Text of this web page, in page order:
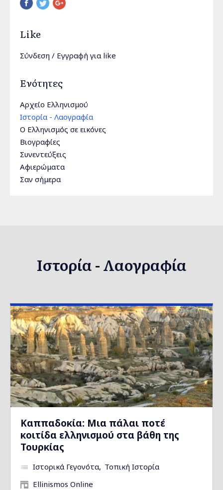
Like
Σύνδεση / Εγγραφή για like
Ενότητες
Αρχείο Ελληνισμού
Ιστορία - Λαογραφία
Ο Ελληνισμός σε εικόνες
Βιογραφίες
Συνεντεύξεις
Αφιερώματα
Σαν σήμερα
Ιστορία - Λαογραφία
Καππαδοκία: Μια πάλαι ποτέ
κοιτίδα ελληνισμού στα βάθη της
Τουρκίας
Ιστορικά Γεγονότα Τοπική Ιστορία
Ellinismos Online